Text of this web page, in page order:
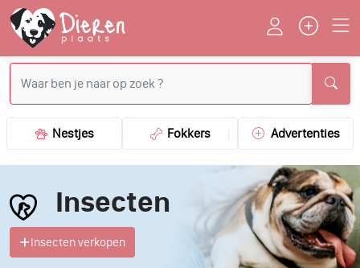
Nestjes Fokkers Advertenties
Insecten
Insecten verkopen